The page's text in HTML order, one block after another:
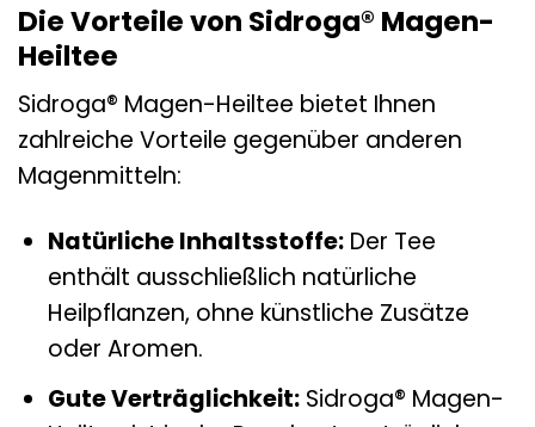
Die Vorteile von Sidroga® Magen-
Heiltee
Sidroga® Magen-Heiltee bietet Ihnen
zahlreiche Vorteile gegenüber anderen
Magenmitteln:
Natürliche Inhaltsstoffe:Der Tee
enthält ausschließlich natürliche
Heilpflanzen, ohne künstliche Zusätze
oder Aromen.
Gute Verträglichkeit:Sidroga® Magen-